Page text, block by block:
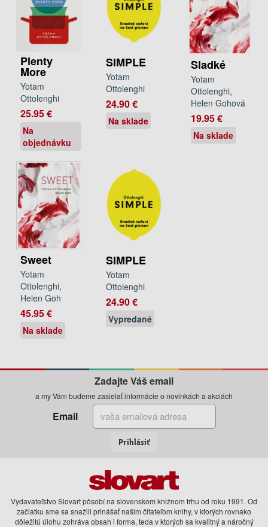
Plenty
More
Yotam
Ottolenghi
25.95 €
Na
objednávku
SIMPLE
Yotam
Ottolenghi
24.90 €
Na sklade
Sladké
Yotam
Ottolenghi,
Helen Gohová
19.95 €
Na sklade
Sweet
Yotam
Ottolenghi,
Helen Goh
45.95 €
Na sklade
SIMPLE
Yotam
Ottolenghi
24.90 €
Vypredané
Zadajte Váš email
a my Vám budeme zasielať informácie o novinkách a akciách
Email
Prihlásiť
Vydavateľstvo Slovart pôsobí na slovenskom knižnom trhu od roku 1991. Od
začiatku sme sa snažili prinášať našim čitateľom knihy, v ktorých rovnako
dôležitú úlohu zohráva obsah i forma, teda v ktorých sa kvalitný a náročný